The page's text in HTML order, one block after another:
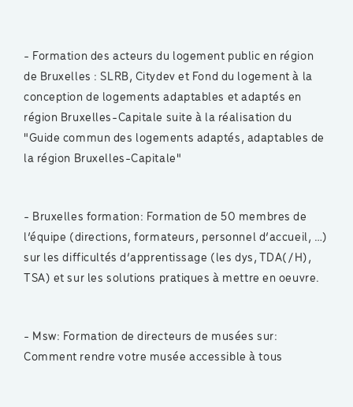
- Formation des acteurs du logement public en région
de Bruxelles : SLRB, Citydev et Fond du logement à la
conception de logements adaptables et adaptés en
région Bruxelles-Capitale suite à la réalisation du
"Guide commun des logements adaptés, adaptables de
la région Bruxelles-Capitale"
- Bruxelles formation: Formation de 50 membres de
l’équipe (directions, formateurs, personnel d’accueil, …)
sur les difficultés d’apprentissage (les dys, TDA(/H),
TSA) et sur les solutions pratiques à mettre en oeuvre.
- Msw: Formation de directeurs de musées sur:
Comment rendre votre musée accessible à tous